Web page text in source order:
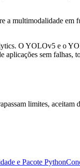
a multimodalidade
O YOLOv5 e o
aplicações sem falhas,
limites, aceitam
e Pacote Python